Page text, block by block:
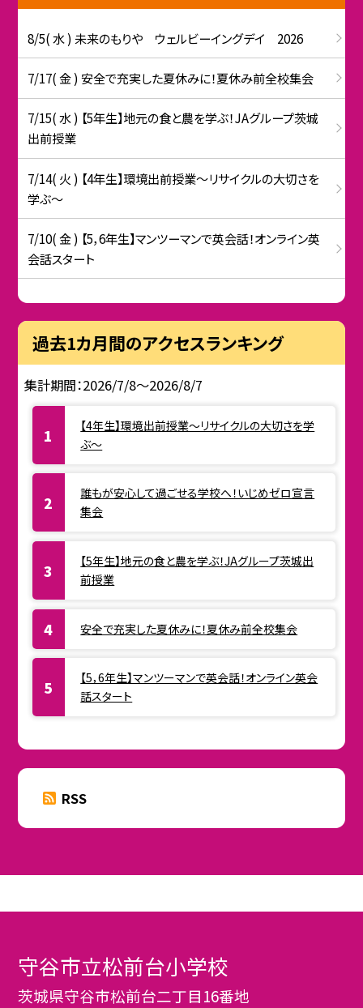
8/5( 水 ) 未来のもりや ウェルビーイングデイ 2026
7/17( 金 ) 安全で充実した夏休みに！夏休み前全校集会
7/15( 水 ) 【5年生】地元の食と農を学ぶ！JAグループ茨城
出前授業
7/14( 火 ) 【4年生】環境出前授業〜リサイクルの大切さを
学ぶ〜
7/10( 金 ) 【5，6年生】マンツーマンで英会話！オンライン英
会話スタート
過去1カ月間のアクセスランキング
集計期間：2026/7/8～2026/8/7
【4年生】環境出前授業〜リサイクルの大切さを学
ぶ〜
誰もが安心して過ごせる学校へ！いじめゼロ宣言
集会
【5年生】地元の食と農を学ぶ！JAグループ茨城出
前授業
安全で充実した夏休みに！夏休み前全校集会
【5，6年生】マンツーマンで英会話！オンライン英会
話スタート
RSS
守谷市立松前台小学校
茨城県守谷市松前台二丁目16番地